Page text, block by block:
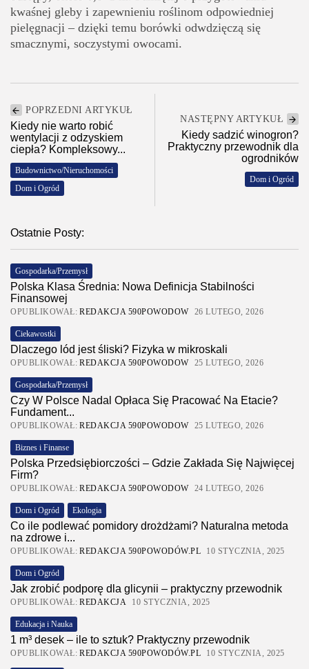
kwaśnej gleby i zapewnieniu roślinom odpowiedniej
pielęgnacji – dzięki temu borówki odwdzięczą się
smacznymi, soczystymi owocami.
POPRZEDNI ARTYKUŁ
Kiedy nie warto robić
wentylacji z odzyskiem
ciepła? Kompleksowy...
Budownictwo/Nieruchomości
Dom i Ogród
NASTĘPNY ARTYKUŁ
Kiedy sadzić winogron?
Praktyczny przewodnik dla
ogrodników
Dom i Ogród
Ostatnie Posty:
Gospodarka/Przemysł
Polska Klasa Średnia: Nowa Definicja Stabilności
Finansowej
OPUBLIKOWAŁ: REDAKCJA 590POWODOW 26 LUTEGO, 2026
Ciekawostki
Dlaczego lód jest śliski? Fizyka w mikroskali
OPUBLIKOWAŁ: REDAKCJA 590POWODOW 25 LUTEGO, 2026
Gospodarka/Przemysł
Czy W Polsce Nadal Opłaca Się Pracować Na Etacie?
Fundament...
OPUBLIKOWAŁ: REDAKCJA 590POWODOW 25 LUTEGO, 2026
Biznes i Finanse
Polska Przedsiębiorczości – Gdzie Zakłada Się Najwięcej
Firm?
OPUBLIKOWAŁ: REDAKCJA 590POWODOW 24 LUTEGO, 2026
Dom i Ogród Ekologia
Co ile podlewać pomidory drożdżami? Naturalna metoda
na zdrowe i...
OPUBLIKOWAŁ: REDAKCJA 590POWODÓW.PL 10 STYCZNIA, 2025
Dom i Ogród
Jak zrobić podporę dla glicynii – praktyczny przewodnik
OPUBLIKOWAŁ: REDAKCJA 10 STYCZNIA, 2025
Edukacja i Nauka
1 m³ desek – ile to sztuk? Praktyczny przewodnik
OPUBLIKOWAŁ: REDAKCJA 590POWODÓW.PL 10 STYCZNIA, 2025